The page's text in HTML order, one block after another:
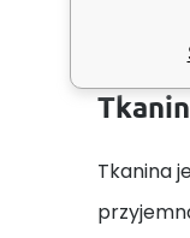
Tkanina